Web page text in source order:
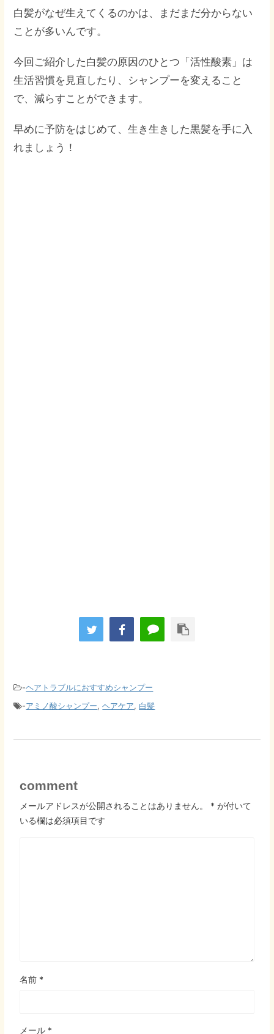
白髪がなぜ生えてくるのかは、まだまだ分からない
ことが多いんです。
今回ご紹介した白髪の原因のひとつ「活性酸素」は
生活習慣を見直したり、シャンプーを変えること
で、減らすことができます。
早めに予防をはじめて、生き生きした黒髪を手に入
れましょう！
-ヘアトラブルにおすすめシャンプー
-アミノ酸シャンプー,ヘアケア, 白髪
comment
メールアドレスが公開されることはありません。 * が付いて
いる欄は必須項目です
名前 *
メール *